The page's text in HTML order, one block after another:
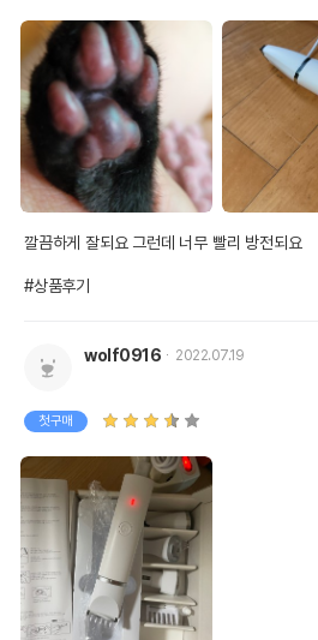
깔끔하게 잘되요 그런데 너무 빨리 방전되요
#상품후기
wolf0916 2022.07.19
첫구매